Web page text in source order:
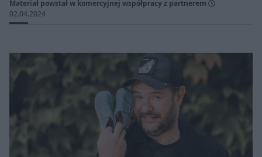
Materiał powstał w komercyjnej współpracy z partnerem
02.04.2024